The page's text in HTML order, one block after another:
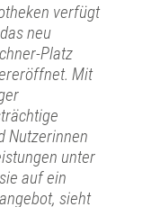
verfügt
neu
Platz
Mit
Nutzerinnen
unter
auf ein
sieht